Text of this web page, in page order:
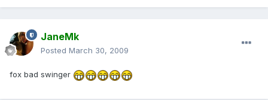
JaneMk
Posted March 30, 2009
fox bad swinger